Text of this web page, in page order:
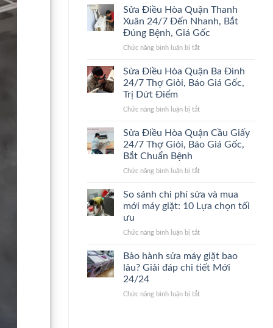
Giá
Gốc
Bắt
Đúng
Bệnh,
Dứt
Giá
Gốc
Điều
Quận
Hoàn
Kiếm
Lão
Làng,
Bệnh,
Kết
Giá
Sửa Điều Hòa Quận Thanh
Xuân 24/7 Đến Nhanh, Bắt
Đúng Bệnh, Giá Gốc
Chức năng bình luận bị tắtở
Điều
Hòa
Xuân
Đến
Nhanh,
Bệnh,
Gốc
Sửa Điều Hòa Quận Ba Đình
24/7 Thợ Giỏi, Báo Giá Gốc,
Trị Dứt Điểm
Chức năng bình luận bị tắtở
Điều
Hòa
Đình
Thợ
Giỏi,
Báo
Gốc,
Dứt
Điểm
Sửa Điều Hòa Quận Cầu Giấy
24/7 Thợ Giỏi, Báo Giá Gốc,
Bắt Chuẩn Bệnh
Chức năng bình luận bị tắtở
Điều
Quận
Giấy
Thợ
Giỏi,
Gốc,
So sánh chi phí sửa và mua
mới máy giặt: 10 Lựa chọn tối
ưu
Chức năng bình luận bị tắtở
sánh
chi
và
Bảo hành sửa máy giặt bao
lâu? Giải đáp chi tiết Mới
24/24
Chức năng bình luận bị tắtở